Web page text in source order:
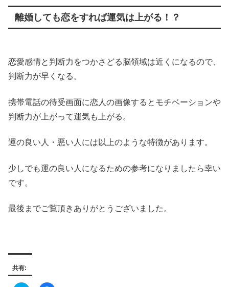
離婚しても恋をすれば運気は上がる！？
恋愛感情と判断力をつかさどる脳領域は近くになるので、
判断力が早くなる。
携帯電話の待受画面に恋人の画像するとモチベーションや
判断力が上がって運気も上がる。
運の良い人・悪い人には以上のような特徴があります。
少しでも運の良い人になるための参考になりましたら幸い
です。
最後までご覧頂きありがとうございました。
共有: